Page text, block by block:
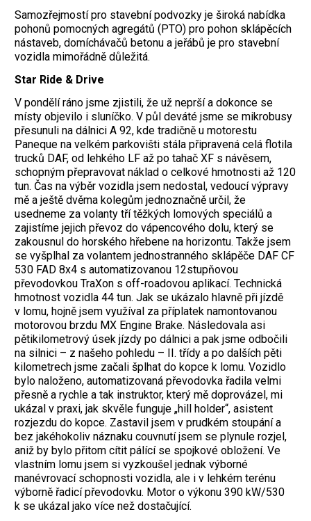
Samozřejmostí pro stavební podvozky je široká nabídka
pohonů pomocných agregátů (PTO) pro pohon sklápěcích
nástaveb, domíchávačů betonu a jeřábů je pro stavební
vozidla mimořádně důležitá.
Star Ride & Drive
V pondělí ráno jsme zjistili, že už neprší a dokonce se
místy objevilo i sluníčko. V půl deváté jsme se mikrobusy
přesunuli na dálnici A 92, kde tradičně u motorestu
Paneque na velkém parkovišti stála připravená celá flotila
trucků DAF, od lehkého LF až po tahač XF s návěsem,
schopným přepravovat náklad o celkové hmotnosti až 120
tun. Čas na výběr vozidla jsem nedostal, vedoucí výpravy
mě a ještě dvěma kolegům jednoznačně určil, že
usedneme za volanty tří těžkých lomových speciálů a
zajistíme jejich převoz do vápencového dolu, který se
zakousnul do horského hřebene na horizontu. Takže jsem
se vyšplhal za volantem jednostranného sklápěče DAF CF
530 FAD 8x4 s automatizovanou 12stupňovou
převodovkou TraXon s off-roadovou aplikací. Technická
hmotnost vozidla 44 tun. Jak se ukázalo hlavně při jízdě
v lomu, hojně jsem využíval za příplatek namontovanou
motorovou brzdu MX Engine Brake. Následovala asi
pětikilometrový úsek jízdy po dálnici a pak jsme odbočili
na silnici – z našeho pohledu – II. třídy a po dalších pěti
kilometrech jsme začali šplhat do kopce k lomu. Vozidlo
bylo naloženo, automatizovaná převodovka řadila velmi
přesně a rychle a tak instruktor, který mě doprovázel, mi
ukázal v praxi, jak skvěle funguje „hill holder“, asistent
rozjezdu do kopce. Zastavil jsem v prudkém stoupání a
bez jakéhokoliv náznaku couvnutí jsem se plynule rozjel,
aniž by bylo přitom cítit pálící se spojkové obložení. Ve
vlastním lomu jsem si vyzkoušel jednak výborné
manévrovací schopnosti vozidla, ale i v lehkém terénu
výborně řadicí převodovku. Motor o výkonu 390 kW/530
k se ukázal jako více než dostačující.